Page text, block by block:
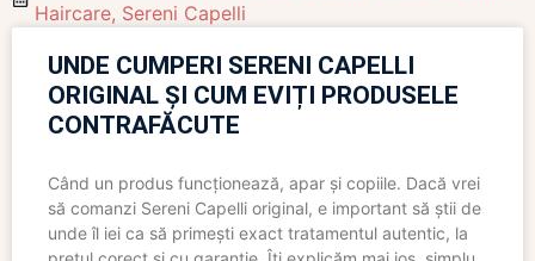
Haircare, Sereni Capelli
UNDE CUMPERI SERENI CAPELLI
ORIGINAL ȘI CUM EVIȚI PRODUSELE
CONTRAFĂCUTE
Când un produs funcționează, apar și copiile. Dacă vrei
să comanzi Sereni Capelli original, e important să știi de
unde îl iei ca să primești exact tratamentul autentic, la